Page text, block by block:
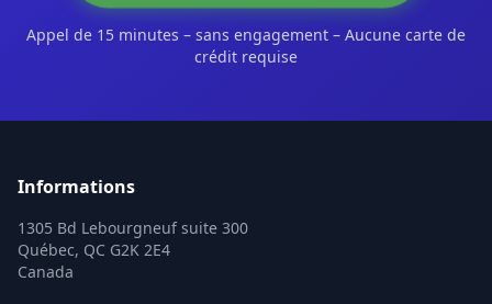
Appel de 15 minutes – sans engagement – Aucune carte de
crédit requise
Informations
1305 Bd Lebourgneuf suite 300
Québec, QC G2K 2E4
Canada